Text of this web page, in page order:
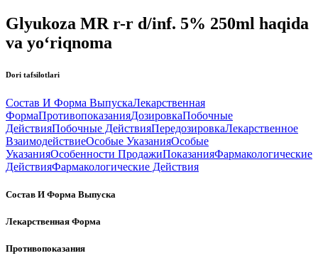
Glyukoza MR r-r d/inf. 5% 250ml haqida
va yo‘riqnoma
Dori tafsilotlari
Состав И Форма ВыпускаЛекарственная
ФормаПротивопоказанияДозировкаПобочные
ДействияПобочные ДействияПередозировкаЛекарственное
ВзаимодействиеОсобые УказанияОсобые
УказанияОсобенности ПродажиПоказанияФармакологические
ДействияФармакологические Действия
Состав И Форма Выпуска
Лекарственная Форма
Противопоказания